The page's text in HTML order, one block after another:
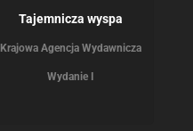
Tajemnicza wyspa
Krajowa Agencja Wydawnicza
Wydanie I